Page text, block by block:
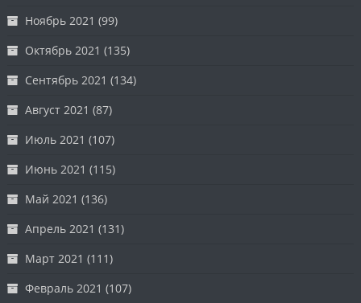
Ноябрь 2021 (99)
Октябрь 2021 (135)
Сентябрь 2021 (134)
Август 2021 (87)
Июль 2021 (107)
Июнь 2021 (115)
Май 2021 (136)
Апрель 2021 (131)
Март 2021 (111)
Февраль 2021 (107)